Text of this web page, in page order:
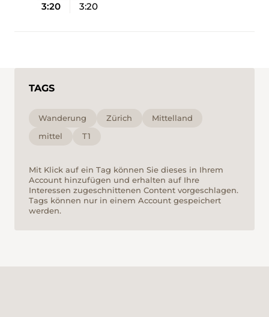
3:20
3:20
TAGS
Wanderung Zürich
Mittelland
mittel
T1
Mit Klick auf ein Tag können Sie dieses in Ihrem
Account hinzufügen und erhalten auf Ihre
Interessen zugeschnittenen Content vorgeschlagen.
Tags können nur in einem Account gespeichert
werden.